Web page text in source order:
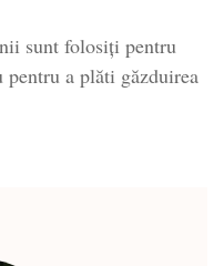
sunt folosiți pentru
pentru a plăti găzduirea